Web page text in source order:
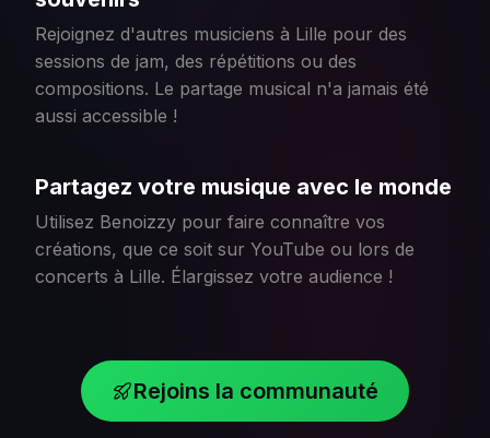
Rejoignez d'autres musiciens à Lille pour des
sessions de jam, des répétitions ou des
compositions. Le partage musical n'a jamais été
aussi accessible !
Partagez votre musique avec le monde
Utilisez Benoizzy pour faire connaître vos
créations, que ce soit sur YouTube ou lors de
concerts à Lille. Élargissez votre audience !
Rejoins la communauté